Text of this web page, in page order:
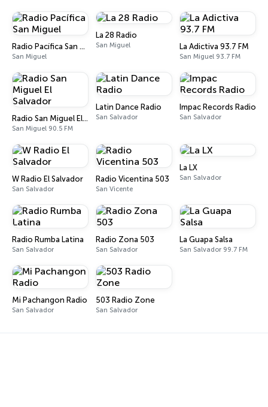
Radio Pacífica San Miguel
San Miguel
La 28 Radio
San Miguel La Adictiva 93.7 FM
San Miguel 93.7 FM
Radio San Miguel El Salvador
San Miguel 90.5 FM
Latin Dance Radio
San Salvador
Impac Records Radio
San Salvador
W Radio El Salvador
San Salvador
Radio Vicentina 503
San Vicente
La LX
San Salvador
Radio Rumba Latina
San Salvador
Radio Zona 503
San Salvador
La Guapa Salsa
San Salvador 99.7 FM
Mi Pachangon Radio
San Salvador
503 Radio Zone
San Salvador